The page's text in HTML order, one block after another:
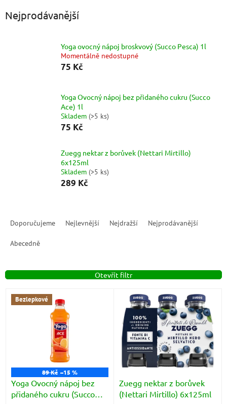
Nejprodávanější
Yoga ovocný nápoj broskvový (Succo Pesca) 1l
Momentálně nedostupné
75 Kč
Yoga Ovocný nápoj bez přidaného cukru (Succo
Ace) 1l
Skladem (>5 ks)
75 Kč
Zuegg nektar z borůvek (Nettari Mirtillo)
6x125ml
Skladem (>5 ks)
289 Kč
p
Doporučujeme Nejlevnější Nejdražší Nejprodávanější
Abecedně
Otevřít filtr
Bezlepkové
89 Kč –15 %
Yoga Ovocný nápoj bez
přidaného cukru (Succo
Zuegg nektar z borůvek
(Nettari Mirtillo) 6x125ml